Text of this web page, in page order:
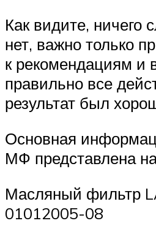
Как видите, ничего
нет, важно только
к рекомендациям и
правильно все
результат был
Основная
МФ представлена
Масляный фильтр
01012005-08